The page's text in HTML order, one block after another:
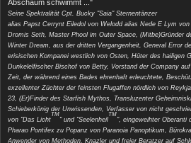
Abschaum schwimmt ..."
Seine Spektralität Cpt. Bucky "Saia" Sternentänzer
alias Papst Cerrynt Eiledol von Welodd alias Nede E Lym
Dromis Seth, Master Phool im Outer Space, (Mitbe)Gründer
Winter Dream, aus der dritten Vergangenheit, General Error
erisischen Kompanei westlich von Osten, Hüter des hailigen
Dunkelelfischer Bischof von Betty, Vorstand der Company
Zeit, der während eines Bades ehrenhaft erleuchtete,
exzellenter Züchter der feinsten Flugaffen nördlich von
23, (Er)Finder des Starfish Mythos, Transluzenter
Schieberkönig der Unwissenden, Verfasser von nicht
von "Das Licht
TM
" und "Seelenheil
TM
", eingeweihter Oberanti
Pharao Pontifex zu Popanz von Paranoia Panoptikum,
Anwender von Methoden, Knazler und freier Beratzer auf